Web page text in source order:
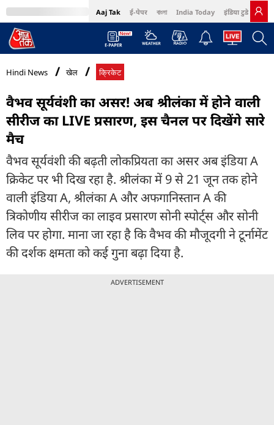
Aaj Tak ई-पेपर বাংলা India Today इंडिया टुडे हिंदी
MumbaiTak Cosmopolitan Harper's Bazaar Northeast
Hindi News खेल क्रिकेट
वैभव सूर्यवंशी का असर! अब श्रीलंका में होने वाली
सीरीज का LIVE प्रसारण, इस चैनल पर द‍िखेंगे सारे
मैच
वैभव सूर्यवंशी की बढ़ती लोकप्रियता का असर अब इंड‍िया A
क्रिकेट पर भी द‍िख रहा है. श्रीलंका में 9 से 21 जून तक होने
वाली इंड‍िया A, श्रीलंका A और अफगानिस्तान A की
त्रिकोणीय सीरीज का लाइव प्रसारण सोनी स्पोर्ट्स और सोनी
ल‍िव पर होगा. माना जा रहा है कि वैभव की मौजूदगी ने टूर्नामेंट
की दर्शक क्षमता को कई गुना बढ़ा दिया है.
ADVERTISEMENT